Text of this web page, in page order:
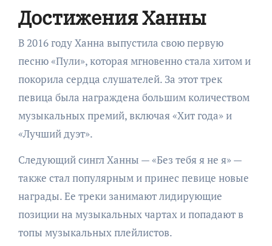
Достижения Ханны
В 2016 году Ханна выпустила свою первую
песню «Пули», которая мгновенно стала хитом и
покорила сердца слушателей. За этот трек
певица была награждена большим количеством
музыкальных премий, включая «Хит года» и
«Лучший дуэт».
Следующий сингл Ханны — «Без тебя я не я» —
также стал популярным и принес певице новые
награды. Ее треки занимают лидирующие
позиции на музыкальных чартах и попадают в
топы музыкальных плейлистов.